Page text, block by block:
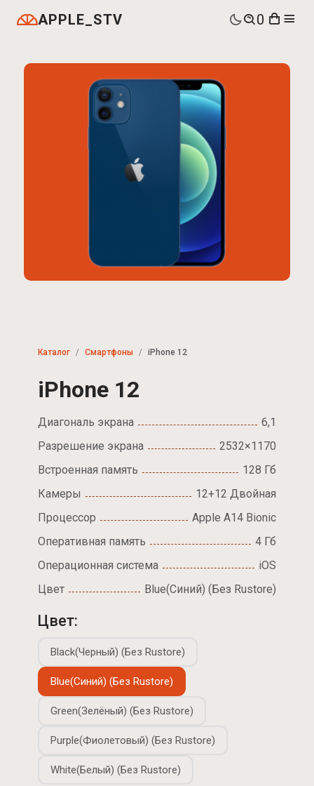
APPLE_STV 0
Каталог Смартфоны iPhone 12
iPhone 12
Диагональ экрана
6,1
Разрешение экрана
2532×1170
Встроенная память
128 Гб
Камеры
12+12 Двойная
Процессор
Apple A14 Bionic
Оперативная память
4 Гб
Операционная система
iOS
Цвет
Blue(Синий) (Без Rustore)
Цвет:
Black(Черный) (Без Rustore)
Blue(Синий) (Без Rustore)
Green(Зелёный) (Без Rustore)
Purple(Фиолетовый) (Без Rustore)
White(Белый) (Без Rustore)